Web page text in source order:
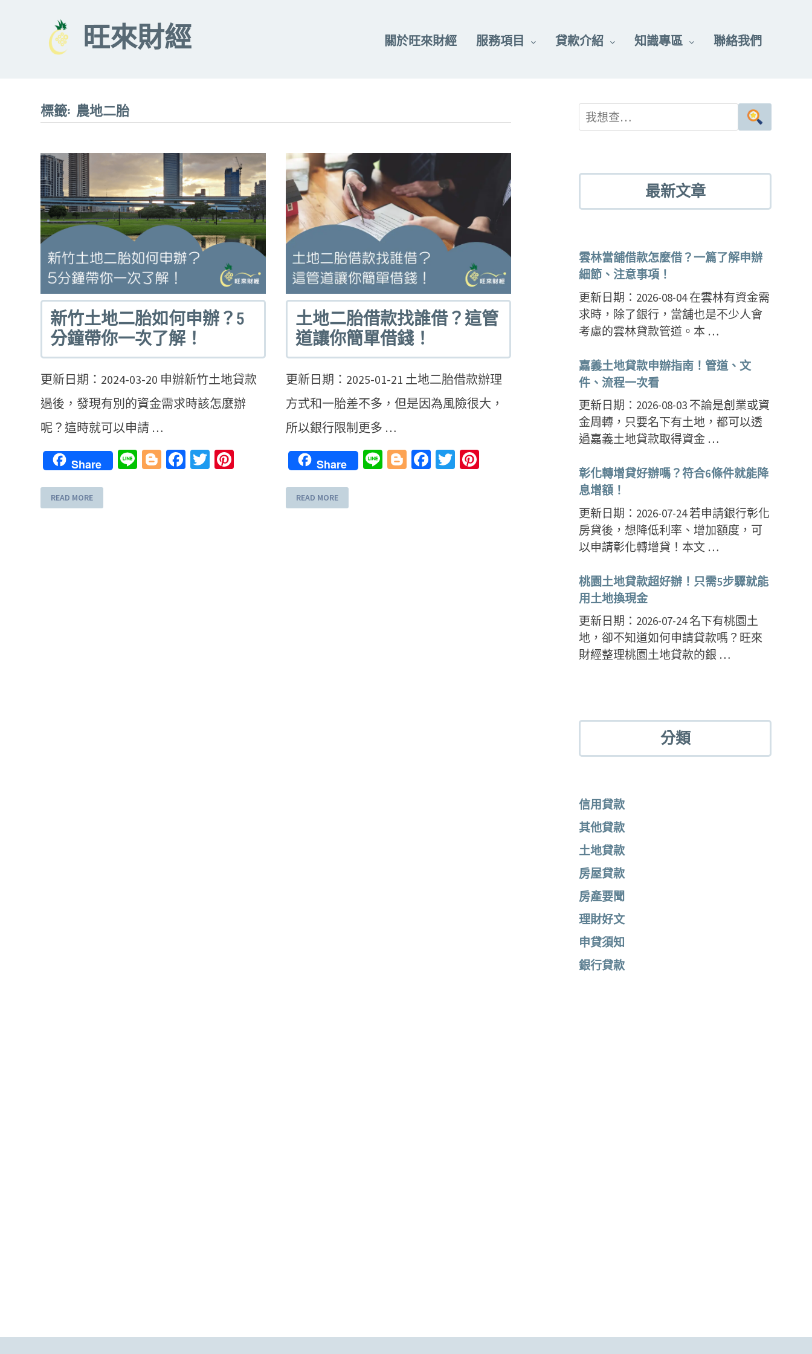
旺來財經 關於旺來財經 服務項目 貸款介紹 知識專區 聯絡我們
標籤: 農地二胎
新竹土地二胎如何申辦？5
分鐘帶你一次了解！
更新日期：2024-03-20 申辦新竹土地貸款
過後，發現有別的資金需求時該怎麼辦
呢？這時就可以申請 …
Share LineBlogger
Facebook
TwitterPinterest
READ MORE
土地二胎借款找誰借？這管
道讓你簡單借錢！
更新日期：2025-01-21 土地二胎借款辦理
方式和一胎差不多，但是因為風險很大，
所以銀行限制更多 …
Share LineBlogger
Facebook
Twitter
READ MORE
最新文章
雲林當舖借款怎麼借？一篇了解申辦
細節、注意事項！
更新日期：2026-08-04 在雲林有資金需
求時，除了銀行，當舖也是不少人會
考慮的雲林貸款管道。本 …
嘉義土地貸款申辦指南！管道、文
件、流程一次看
更新日期：2026-08-03 不論是創業或資
金周轉，只要名下有土地，都可以透
過嘉義土地貸款取得資金 …
彰化轉增貸好辦嗎？符合6條件就能降
息增額！
更新日期：2026-07-24 若申請銀行彰化
房貸後，想降低利率、增加額度，可
以申請彰化轉增貸！本文 …
桃園土地貸款超好辦！只需5步驟就能
用土地換現金
更新日期：2026-07-24 名下有桃園土
地，卻不知道如何申請貸款嗎？旺來
財經整理桃園土地貸款的銀 …
分類
信用貸款
其他貸款
土地貸款
房屋貸款
房產要聞
理財好文
申貸須知
銀行貸款